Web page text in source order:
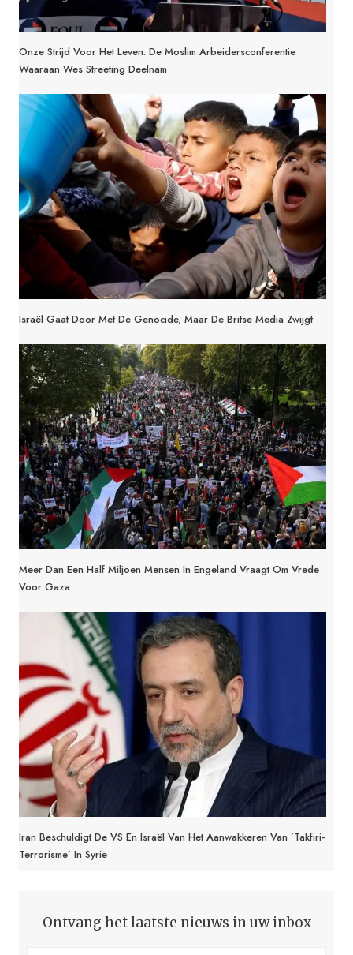
Onze Strijd Voor Het Leven: De Moslim Arbeidersconferentie
Waaraan Wes Streeting Deelnam
Israël Gaat Door Met De Genocide, Maar De Britse Media Zwijgt
Meer Dan Een Half Miljoen Mensen In Engeland Vraagt Om Vrede
Voor Gaza
Iran Beschuldigt De VS En Israël Van Het Aanwakkeren Van ’takfiri-
Terrorisme’ In Syrië
Ontvang het laatste nieuws in uw inbox